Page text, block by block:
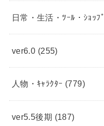
日常・生活・ﾂｰﾙ・ｼｮｯﾌﾟ
ver6.0 (255)
人物・ｷｬﾗｸﾀｰ (779)
ver5.5後期 (187)